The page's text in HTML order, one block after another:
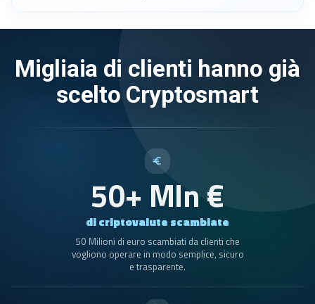
Migliaia di clienti hanno già
scelto Cryptosmart
50+ Mln €
di criptovalute scambiate
50 Milioni di euro scambiati da clienti che
vogliono operare in modo semplice, sicuro
e trasparente.